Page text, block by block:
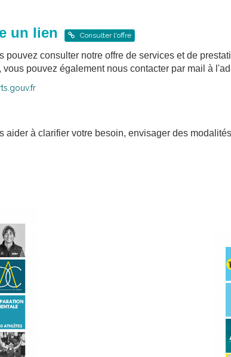
un lien Consulter l'offre
pouvez consulter notre offre de services et de
vous pouvez également nous contacter par mail à
aider à clarifier votre besoin, envisager des
chiffres